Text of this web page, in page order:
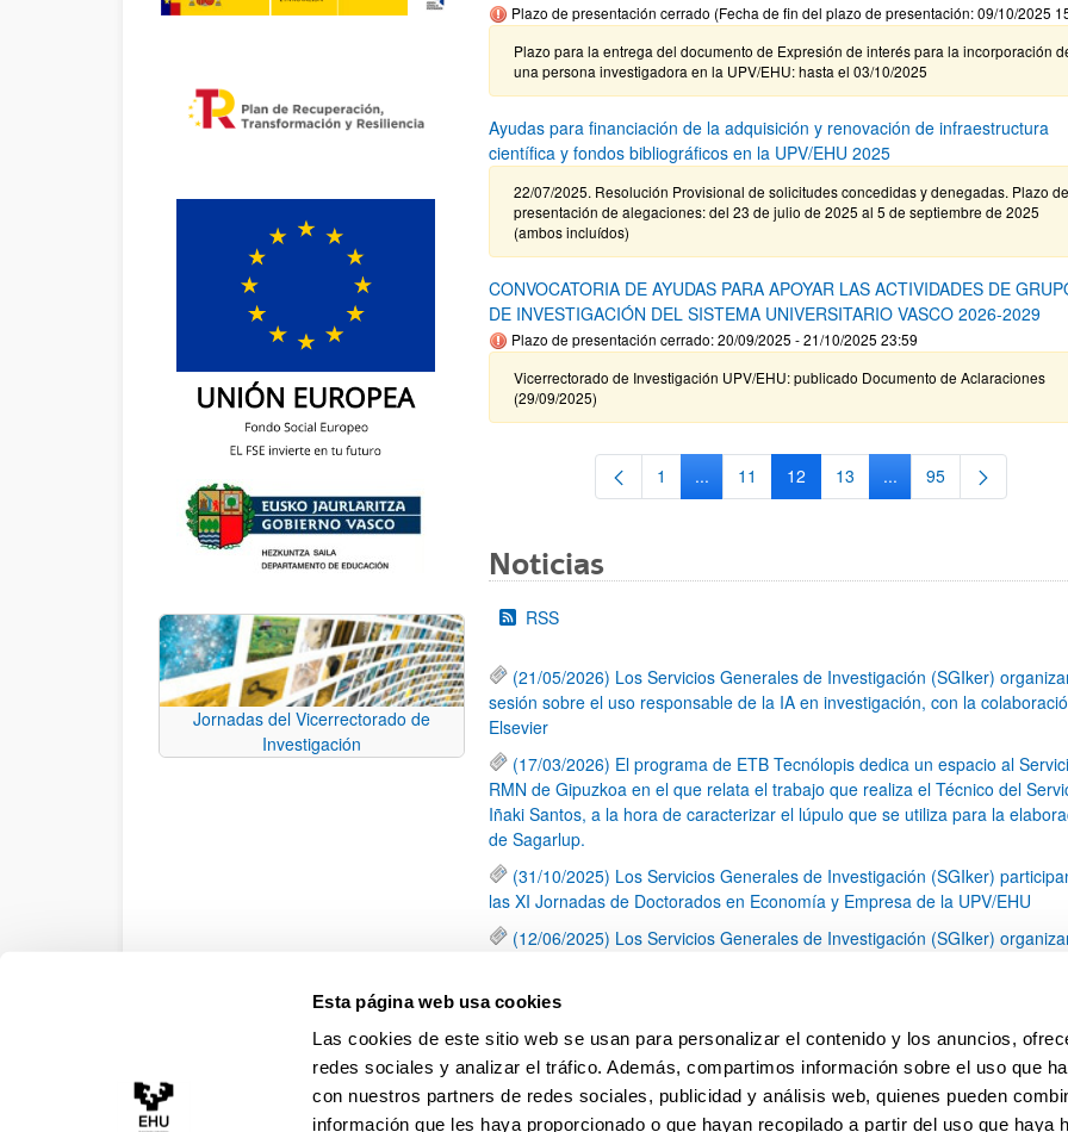
Esta página web usa cookies
Las cookies de este sitio web se usan para personalizar el contenido y los anuncios,
redes sociales y analizar el tráfico. Además, compartimos información sobre el uso que
con nuestros partners de redes sociales, publicidad y análisis web, quienes pueden
información que les haya proporcionado o que hayan recopilado a partir del uso que haya
Jornadas del Vicerrectorado de
Investigación
Plazo de presentación cerrado (Fecha de fin del plazo de presentación: 09/10/2025
Plazo para la entrega del documento de Expresión de interés para la incorporación
una persona investigadora en la UPV/EHU: hasta el 03/10/2025
Ayudas para financiación de la adquisición y renovación de infraestructura
científica y fondos bibliográficos en la UPV/EHU 2025
22/07/2025. Resolución Provisional de solicitudes concedidas y denegadas. Plazo de
presentación de alegaciones: del 23 de julio de 2025 al 5 de septiembre de 2025
(ambos incluídos)
CONVOCATORIA DE AYUDAS PARA APOYAR LAS ACTIVIDADES DE
DE INVESTIGACIÓN DEL SISTEMA UNIVERSITARIO VASCO 2026-2029
Plazo de presentación cerrado: 20/09/2025 - 21/10/2025 23:59
Vicerrectorado de Investigación UPV/EHU: publicado Documento de Aclaraciones
(29/09/2025)
Página
1 ...Páginas intermedias Use TAB para desplazarse.
Página
11 Página
12 Página
13 ...Páginas intermedias
Página
95
Noticias
RSS
(21/05/2026) Los Servicios Generales de Investigación (SGIker)
sesión sobre el uso responsable de la IA en investigación, con la
Elsevier
(17/03/2026) El programa de ETB Tecnólopis dedica un espacio al
RMN de Gipuzkoa en el que relata el trabajo que realiza el Técnico del
Iñaki Santos, a la hora de caracterizar el lúpulo que se utiliza para la
de Sagarlup.
(31/10/2025) Los Servicios Generales de Investigación (SGIker)
las XI Jornadas de Doctorados en Economía y Empresa de la UPV/EHU
(12/06/2025) Los Servicios Generales de Investigación (SGIker)
una caracterización química de dos variedades de lúpulo silvestre
Página
1 Página
2 Página
3 ...
Páginas intermedias Use TAB
Página
79